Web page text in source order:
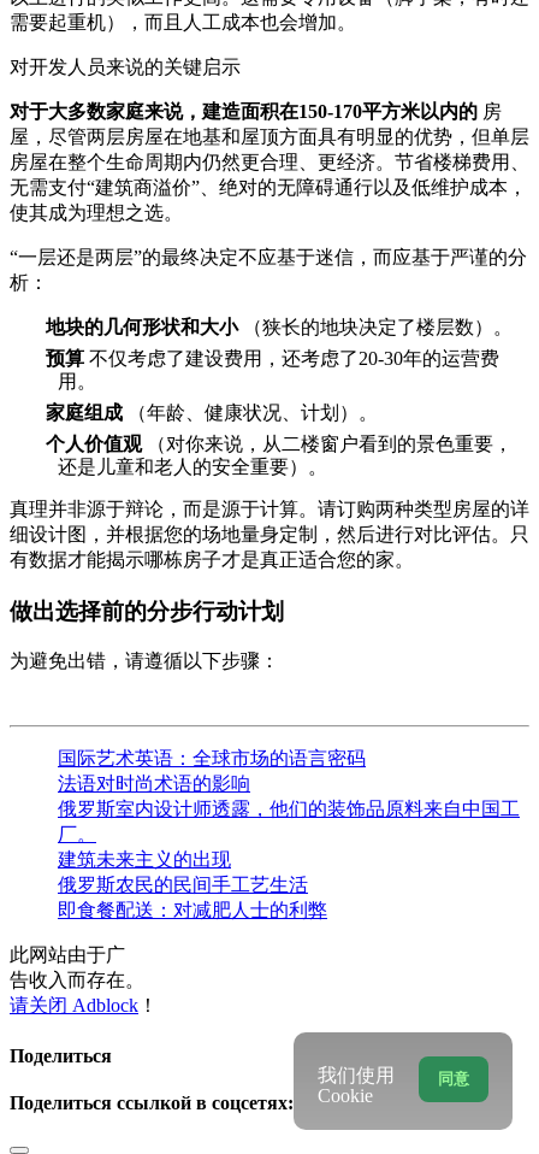
需要起重机），而且人工成本也会增加。
对开发人员来说的关键启示
对于大多数家庭来说，建造面积在150-170平方米以内的 房
屋，尽管两层房屋在地基和屋顶方面具有明显的优势，但单层
房屋在整个生命周期内仍然更合理、更经济。节省楼梯费用、
无需支付“建筑商溢价”、绝对的无障碍通行以及低维护成本，
使其成为理想之选。
“一层还是两层”的最终决定不应基于迷信，而应基于严谨的分
析：
地块的几何形状和大小
（狭长的地块决定了楼层数）。
预算 不仅考虑了建设费用，还考虑了20-30年的运营费
用。
家庭组成
（年龄、健康状况、计划）。
个人价值观
（对你来说，从二楼窗户看到的景色重要，
还是儿童和老人的安全重要）。
真理并非源于辩论，而是源于计算。请订购两种类型房屋的详
细设计图，并根据您的场地量身定制，然后进行对比评估。只
有数据才能揭示哪栋房子才是真正适合您的家。
做出选择前的分步行动计划
为避免出错，请遵循以下步骤：
国际艺术英语：全球市场的语言密码
法语对时尚术语的影响
俄罗斯室内设计师透露，他们的装饰品原料来自中国工
厂。
建筑未来主义的出现
俄罗斯农民的民间手工艺生活
即食餐配送：对减肥人士的利弊
此网站由于广
告收入而存在。
请关闭 Adblock ！
Поделиться
Поделиться ссылкой в соцсетях:
同意
我们使用
Cookie